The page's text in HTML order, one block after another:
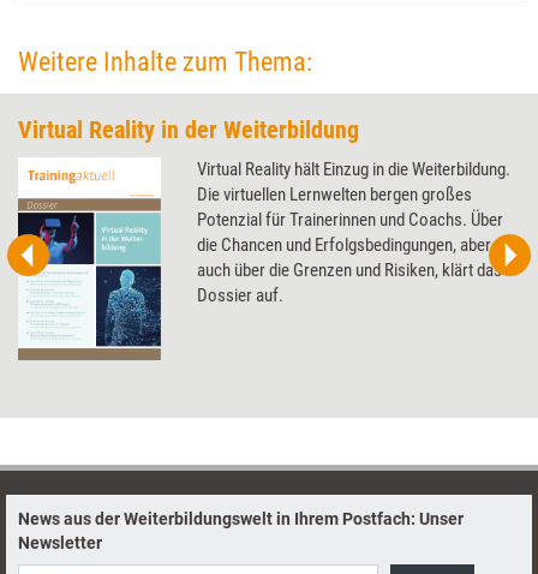
Weitere Inhalte zum Thema:
Virtual Reality in der Weiterbildung
Virtual Reality hält Einzug in die Weiterbildung.
Die virtuellen Lernwelten bergen großes
Potenzial für Trainerinnen und Coachs. Über
die Chancen und Erfolgsbedingungen, aber
auch über die Grenzen und Risiken, klärt das
Dossier auf.
News aus der Weiterbildungswelt in Ihrem Postfach: Unser
Newsletter